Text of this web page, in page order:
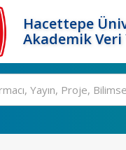
Hacettepe
Akademik